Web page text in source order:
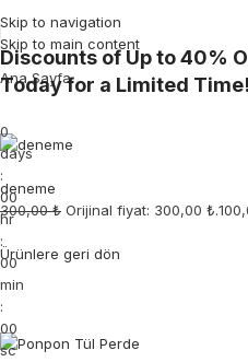
Skip to navigation
Skip to main content
Discounts of Up to 40%
Today for a Limited Time!
0
days
:
00
hr
:
00
min
:
00
sc
Ana Sayfa
deneme
300,00 ₺ Orijinal fiyat: 300,00 ₺.
Ürünlere geri dön